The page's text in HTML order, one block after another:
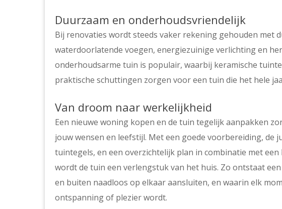
Duurzaam en onderhoudsvriendelijk
Bij renovaties wordt steeds vaker rekening gehouden met
waterdoorlatende voegen, energiezuinige verlichting en
onderhoudsarme tuin is populair, waarbij keramische
praktische schuttingen zorgen voor een tuin die het hele
Van droom naar werkelijkheid
Een nieuwe woning kopen en de tuin tegelijk aanpakken
jouw wensen en leefstijl. Met een goede voorbereiding, de
tuintegels, en een overzichtelijk plan in combinatie met
wordt de tuin een verlengstuk van het huis. Zo ontstaat
en buiten naadloos op elkaar aansluiten, en waarin elk
ontspanning of plezier wordt.